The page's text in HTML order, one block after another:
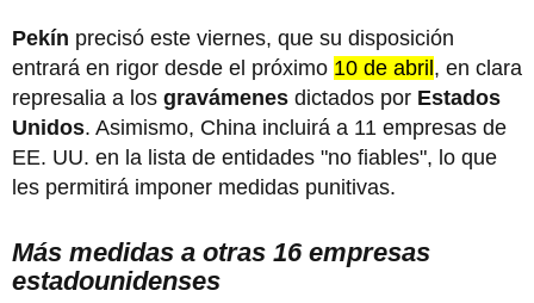
Pekín precisó este viernes, que su disposición
entrará en rigor desde el próximo 10 de abril, en clara
represalia a los gravámenes dictados por Estados
Unidos. Asimismo, China incluirá a 11 empresas de
EE. UU. en la lista de entidades "no fiables", lo que
les permitirá imponer medidas punitivas.
Más medidas a otras 16 empresas
estadounidenses